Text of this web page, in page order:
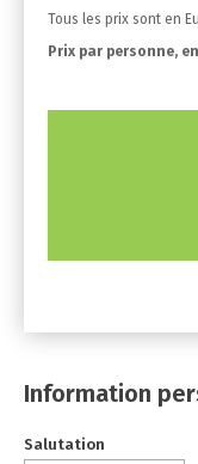
Tous les prix sont en
Prix ​​par personne,
Information
Salutation